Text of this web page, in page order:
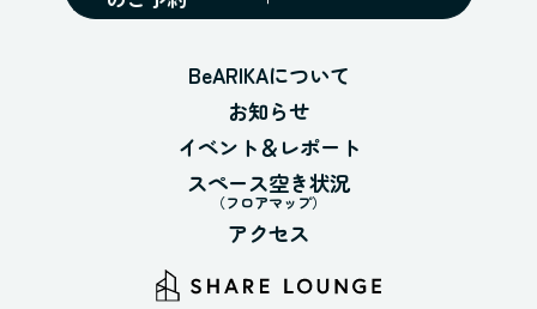
BeARIKAについて
お知らせ
イベント＆レポート
スペース空き状況
（フロアマップ）
アクセス